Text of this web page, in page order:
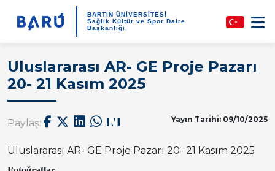
BARTIN ÜNİVERSİTESİ
Sağlık Kültür ve Spor Daire
Başkanlığı
Uluslararası AR- GE Proje Pazarı
20- 21 Kasım 2025
Paylaş: Yayın Tarihi: 09/10/2025
Uluslararası AR- GE Proje Pazarı 20- 21 Kasım 2025